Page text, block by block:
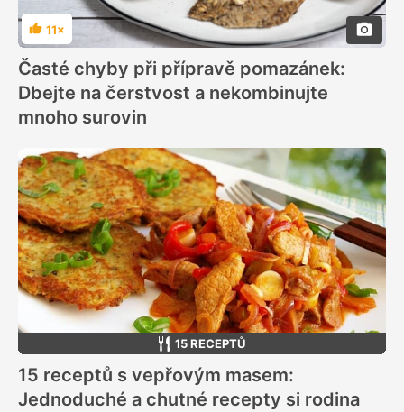
Hodnocení
11×
Časté chyby při přípravě pomazánek:
Dbejte na čerstvost a nekombinujte
mnoho surovin
15 RECEPTŮ
15 receptů s vepřovým masem:
Jednoduché a chutné recepty si rodina